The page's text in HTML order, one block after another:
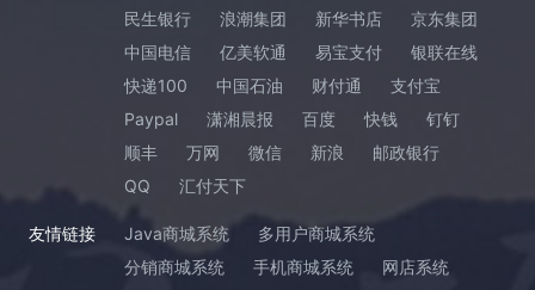
民生银行
浪潮集团 新华书店
京东集团
中国电信
亿美软通 易宝支付
银联在线
快递100
中国石油 财付通
支付宝
Paypal
潇湘晨报 百度 快钱
钉钉
顺丰
万网 微信 新浪
邮政银行
QQ
汇付天下
友情链接 Java商城系统
多用户商城系统
分销商城系统
手机商城系统 网店系统